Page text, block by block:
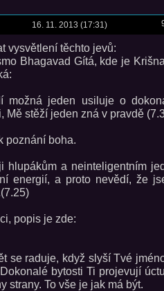
16. 11. 2013 (17:31)
vysvětlení těchto jevů:
Bhagavad Gítá, kde je
možná jeden usiluje o
Mě stěží jeden zná v pravdě
poznání boha.
hlupákům a neinteligentním
energií, a proto nevědí, že
popis je zde:
se raduje, když slyší Tvé
bytosti Ti projevují
strany. To vše je jak má být.